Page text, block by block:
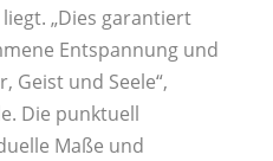
„Dies garantiert
Entspannung und
Geist und Seele“,
Die punktuell
Maße und